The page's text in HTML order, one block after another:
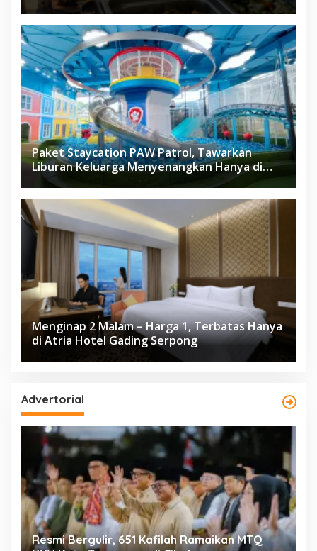
Paket Staycation PAW Patrol, Tawarkan
Liburan Keluarga Menyenangkan Hanya di
Herloom Hotel BSD
Menginap 2 Malam – Harga 1, Terbatas Hanya
di Atria Hotel Gading Serpong
Advertorial
Resmi Bergulir, 651 Kafilah Ramaikan MTQ